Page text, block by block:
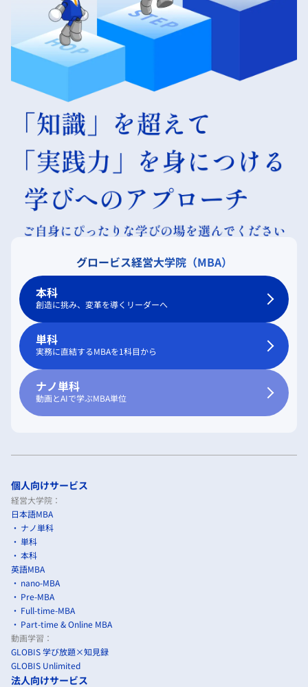
グロービス経営大学院（MBA）
本科
創造に挑み、変革を導くリーダーへ
単科
実務に直結するMBAを1科目から
ナノ単科
動画とAIで学ぶMBA単位
個人向けサービス
経営大学院：
日本語MBA
ナノ単科
単科
本科
英語MBA
nano-MBA
Pre-MBA
Full-time-MBA
Part-time & Online MBA
動画学習：
GLOBIS 学び放題×知見録
GLOBIS Unlimited
法人向けサービス